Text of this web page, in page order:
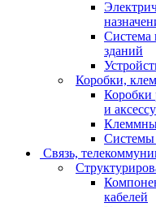
Система
зданий
Коробки,
Коробки
и
Связь,
кабелей